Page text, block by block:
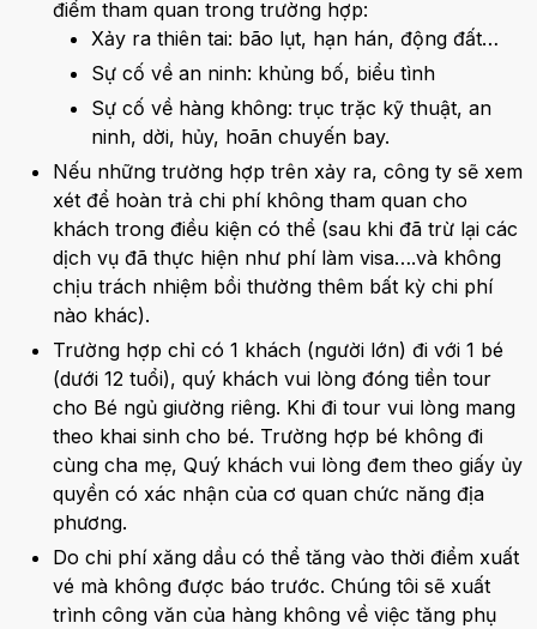
điểm tham quan trong trường hợp:
Xảy ra thiên tai: bão lụt, hạn hán, động đất…
Sự cố về an ninh: khủng bố, biểu tình
Sự cố về hàng không: trục trặc kỹ thuật, an
ninh, dời, hủy, hoãn chuyến bay.
Nếu những trường hợp trên xảy ra, công ty sẽ xem
xét để hoàn trả chi phí không tham quan cho
khách trong điều kiện có thể (sau khi đã trừ lại các
dịch vụ đã thực hiện như phí làm visa….và không
chịu trách nhiệm bồi thường thêm bất kỳ chi phí
nào khác).
Trường hợp chỉ có 1 khách (người lớn) đi với 1 bé
(dưới 12 tuổi), quý khách vui lòng đóng tiền tour
cho Bé ngủ giường riêng. Khi đi tour vui lòng mang
theo khai sinh cho bé. Trường hợp bé không đi
cùng cha mẹ, Quý khách vui lòng đem theo giấy ủy
quyền có xác nhận của cơ quan chức năng địa
phương.
Do chi phí xăng dầu có thể tăng vào thời điểm xuất
vé mà không được báo trước. Chúng tôi sẽ xuất
trình công văn của hàng không về việc tăng phụ